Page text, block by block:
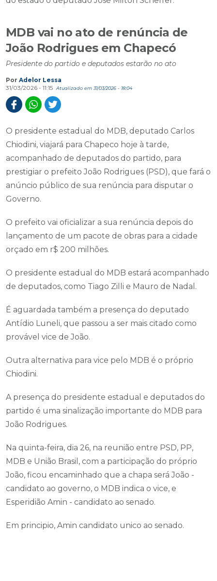
MDB vai no ato de renúncia de
João Rodrigues em Chapecó
Presidente do partido e deputados estarão no ato
Por Adelor Lessa
31/03/2026 - 11:15
Atualizado em 31/03/2026 - 18:04
O presidente estadual do MDB, deputado Carlos
Chiodini, viajará para Chapeco hoje à tarde,
acompanhado de deputados do partido, para
prestigiar o prefeito João Rodrigues (PSD), que fará o
anúncio público de sua renúncia para disputar o
Governo.
O prefeito vai oficializar a sua renúncia depois do
lançamento de um pacote de obras para a cidade
orçado em r$ 200 milhões.
O presidente estadual do MDB estará acompanhado
de deputados, como Tiago Zilli e Mauro de Nadal.
É aguardada também a presença do deputado
Antídio Luneli, que passou a ser mais citado como
provável vice de João.
Outra alternativa para vice pelo MDB é o próprio
Chiodini.
A presença do presidente estadual e deputados do
partido é uma sinalização importante do MDB para
João Rodrigues.
Na quinta-feira, dia 26, na reunião entre PSD, PP,
MDB e União Brasil, com a participação do próprio
João, ficou encaminhado que a chapa será João -
candidato ao governo, o MDB indica o vice, e
Esperidião Amin - candidato ao senado.
Em principio, Amin candidato unico ao senado.